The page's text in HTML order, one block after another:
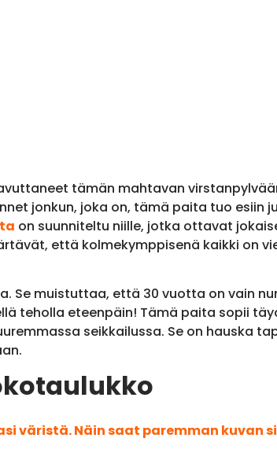
tämän mahtavan
jonkun, joka on, tämä paita tuo esiin
on suunniteltu niille, jotka ottavat
että kolmekymppisenä kaikki on
Se muistuttaa, että 30 vuotta on vain
teholla eteenpäin! Tämä paita sopii
seikkailussa. Se on hauska
väristä. Näin saat paremman kuvan